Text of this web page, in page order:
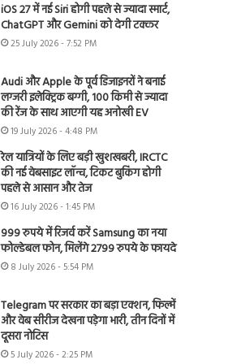
iOS 27 में नई Siri होगी पहले से ज्यादा स्मार्ट,
ChatGPT और Gemini को देगी टक्कर
25 July 2026 - 7:52 PM
Audi और Apple के पूर्व डिजाइनरों ने बनाई
लग्जरी इलेक्ट्रिक बग्गी, 100 किमी से ज्यादा
की रेंज के साथ आएगी यह अनोखी EV
19 July 2026 - 4:48 PM
रेल यात्रियों के लिए बड़ी खुशखबरी, IRCTC
की नई वेबसाइट लॉन्च, टिकट बुकिंग होगी
पहले से आसान और तेज
16 July 2026 - 1:45 PM
999 रुपये में रिजर्व करें Samsung का नया
फोल्डेबल फोन, मिलेंगे 2799 रुपये के फायदे
8 July 2026 - 5:54 PM
Telegram पर सरकार का बड़ा एक्शन, फिल्में
और वेब सीरीज देखना पड़ेगा भारी, तीन दिनों में
दूसरा नोटिस
5 July 2026 - 2:25 PM